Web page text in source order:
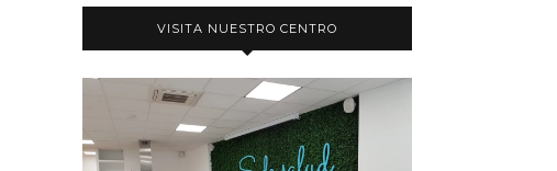
VISITA NUESTRO CENTRO